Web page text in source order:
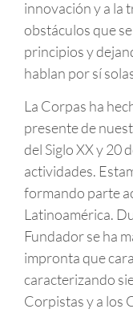
innovación y a la
obstáculos que
principios y
hablan por sí
La Corpas ha
presente de
del Siglo XX y 20
actividades.
formando parte
Latinoamérica.
Fundador se ha
impronta que
caracterizando
Corpistas y a los